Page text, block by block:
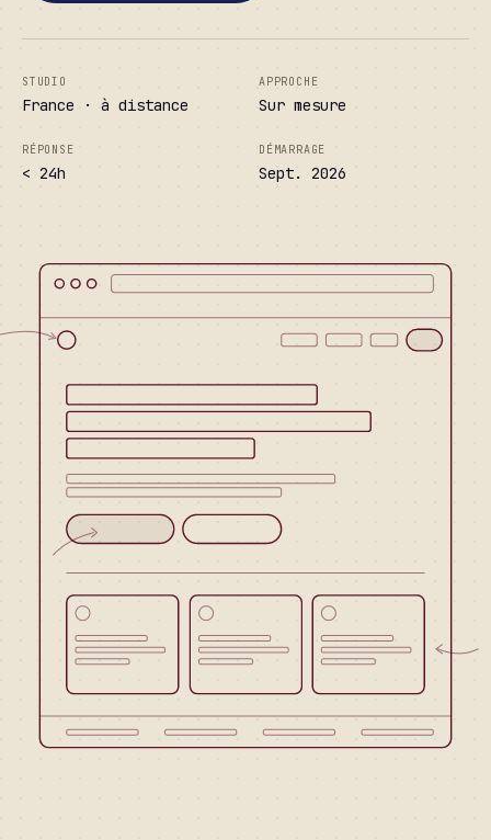
STUDIO
France · à distance
APPROCHE
Sur mesure
RÉPONSE
< 24h
DÉMARRAGE
Sept. 2026